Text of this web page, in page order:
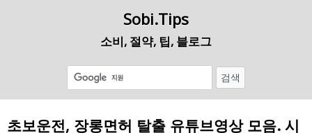
Sobi.Tips
소비, 절약, 팁, 블로그
초보운전, 장롱면허 탈출 유튜브영상 모음. 시